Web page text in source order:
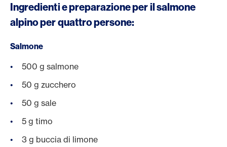
Ingredienti e preparazione per il salmone
alpino per quattro persone:
Salmone
500 g salmone
50 g zucchero
50 g sale
5 g timo
3 g buccia di limone